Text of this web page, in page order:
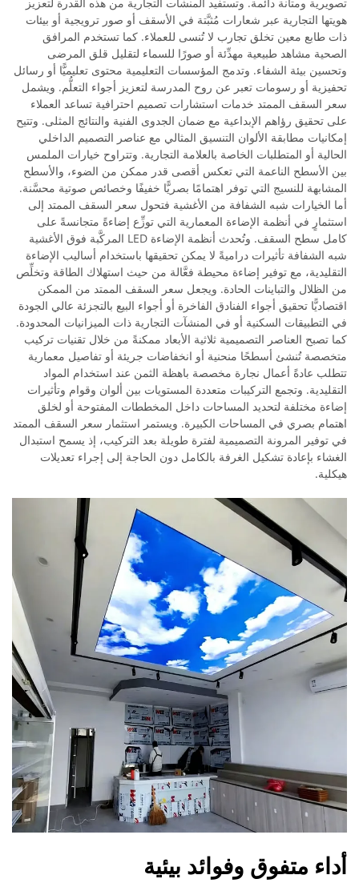
هويتها التجارية عبر شعارات مُثبَّتة في الأسقف أو صور ترويجية أو بيئات
ذات طابع معين تخلق تجارب لا تُنسى للعملاء. كما تستخدم المرافق
الصحية مشاهد طبيعية مهدِّئة أو صورًا للسماء لتقليل قلق المرضى
وتحسين بيئة الشفاء. وتدمج المؤسسات التعليمية محتوى تعليميًّا أو رسائل
تحفيزية أو رسومات تعبر عن روح المدرسة لتعزيز أجواء التعلُّم. ويشمل
سعر السقف الممتد خدمات استشارات تصميم احترافية تساعد العملاء
على تحقيق رؤاهم الإبداعية مع ضمان الجدوى الفنية والنتائج المثلى. وتتيح
إمكانيات مطابقة الألوان التنسيق المثالي مع عناصر التصميم الداخلي
الحالية أو المتطلبات الخاصة بالعلامة التجارية. وتتراوح خيارات الملمس
بين الأسطح الناعمة التي تعكس أقصى قدر ممكن من الضوء، والأسطح
المشابهة للنسيج التي توفر اهتمامًا بصريًّا خفيفًا وخصائص صوتية محسَّنة.
أما الخيارات شبه الشفافة من الأغشية فتحول سعر السقف الممتد إلى
استثمارٍ في أنظمة الإضاءة المعمارية التي توزِّع إضاءةً متجانسةً على
كامل سطح السقف. وتُحدث أنظمة الإضاءة LED المركَّبة فوق الأغشية
شبه الشفافة تأثيرات دراميةً لا يمكن تحقيقها باستخدام أساليب الإضاءة
التقليدية، مع توفير إضاءة محيطة فعَّالة من حيث استهلاك الطاقة وتخلِّص
من الظلال والتباينات الحادة. ويجعل سعر السقف الممتد من الممكن
اقتصاديًّا تحقيق أجواء الفنادق الفاخرة أو أجواء البيع بالتجزئة عالي الجودة
في التطبيقات السكنية أو في المنشآت التجارية ذات الميزانيات المحدودة.
كما تصبح العناصر التصميمية ثلاثية الأبعاد ممكنةً من خلال تقنيات تركيب
متخصصة تُنشئ أسطحًا منحنية أو انخفاضات جريئة أو تفاصيل معمارية
تتطلب عادةً أعمال نجارة مخصصة باهظة الثمن عند استخدام المواد
التقليدية. وتجمع التركيبات متعددة المستويات بين ألوان وقوام وتأثيرات
إضاءة مختلفة لتحديد المساحات داخل المخططات المفتوحة أو لخلق
اهتمام بصري في المساحات الكبيرة. ويستمر استثمار سعر السقف الممتد
في توفير المرونة التصميمية لفترة طويلة بعد التركيب، إذ يسمح استبدال
الغشاء بإعادة تشكيل الغرفة بالكامل دون الحاجة إلى إجراء تعديلات
هيكلية.
أداء متفوق وفوائد بيئية